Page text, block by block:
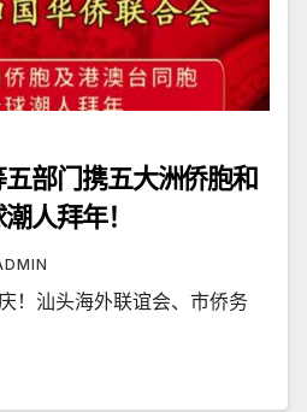
部门携五大洲侨胞和
人拜年！
！汕头海外联谊会、市侨务